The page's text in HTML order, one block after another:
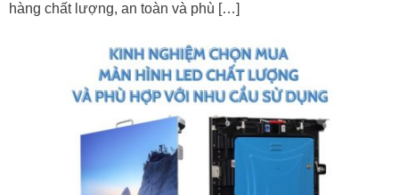
hàng chất lượng, an toàn và phù […]